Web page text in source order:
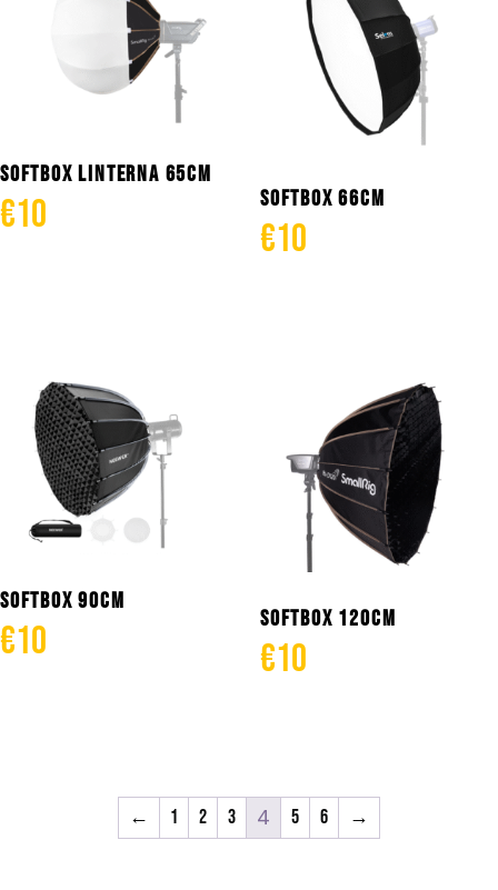
SOFTBOX LINTERNA 65CM
€10 SOFTBOX 66CM
€10
SOFTBOX 90CM
€10 SOFTBOX 120CM
€10
← 1 2 3 4 5 6 →